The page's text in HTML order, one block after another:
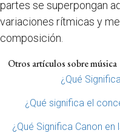
partes se superpongan
variaciones rítmicas y
composición.
Otros artículos sobre música
¿Qué
¿Qué significa el
¿Qué Significa Canon